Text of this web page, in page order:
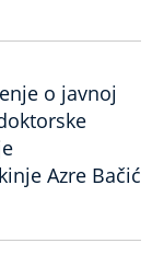
o javnoj
Azre Bačić